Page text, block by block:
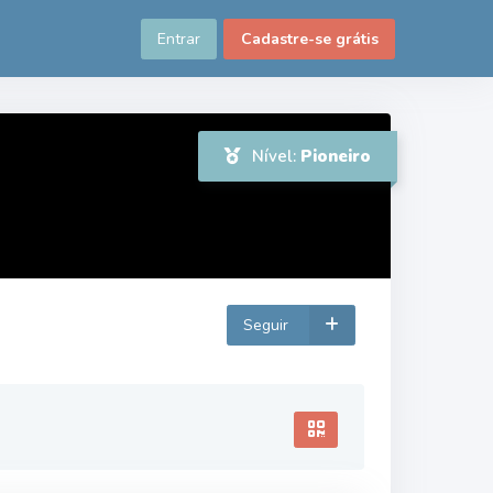
Entrar Cadastre-se grátis
Nível: Pioneiro
Seguir